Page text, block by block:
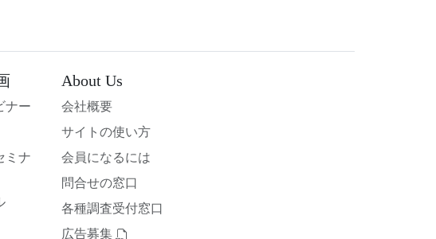
ナー
ミナ
About Us
会社概要
サイトの使い方
会員になるには
問合せの窓口
各種調査受付窓口
広告募集